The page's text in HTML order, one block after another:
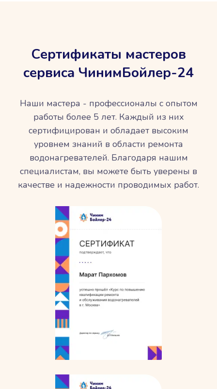
Сертификаты мастеров
сервиса ЧинимБойлер-24
Наши мастера - профессионалы с опытом
работы более 5 лет. Каждый из них
сертифицирован и обладает высоким
уровнем знаний в области ремонта
водонагревателей. Благодаря нашим
специалистам, вы можете быть уверены в
качестве и надежности проводимых работ.